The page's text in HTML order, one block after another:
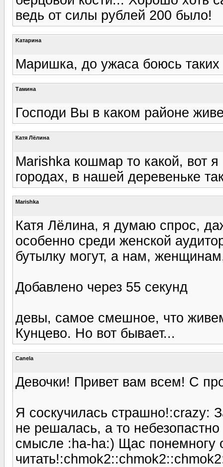
ведь от силы рублей 200 было!
Kатарина
Маришка, до ужаса боюсь таких
Тамина
Господи Вы в каком районе
Катя Лёлина
Marishka кошмар то какой, вот
городах, в нашей деревеньке
Marishka
Катя Лёлина, я думаю спрос,
особенно среди женской
бутылку могут, а нам,
Добавлено через 55 секунд
девы, самое смешное, что
Кунцево. Но вот бывает...
Canela
Девочки! Привет вам всем! С
Я соскучилась страшно!:crazy:
не решалась, а то
смысле :ha-ha:) Щас понемногу